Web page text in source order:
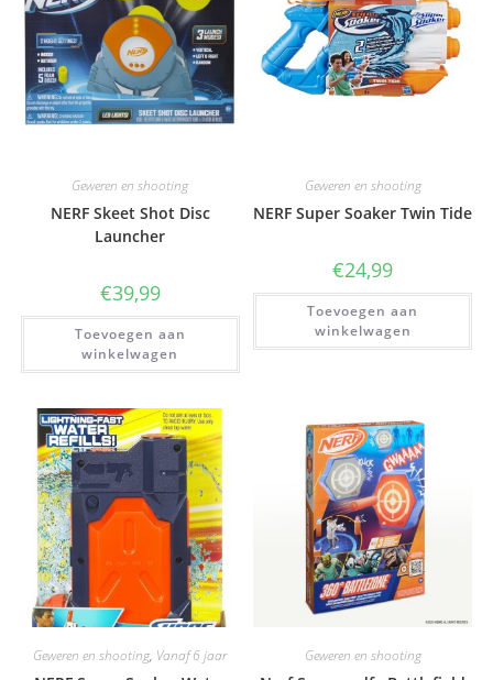
Geweren en shooting
NERF Skeet Shot Disc
Launcher
€39,99
Toevoegen aan
winkelwagen
Geweren en shooting
NERF Super Soaker Twin Tide
€24,99
Toevoegen aan
winkelwagen
Geweren en shooting, Vanaf 6 jaar Geweren en shooting